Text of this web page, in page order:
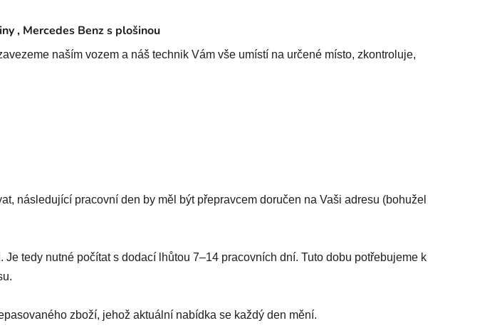
, Mercedes Benz s plošinou
naším vozem a náš technik Vám vše umístí na určené místo, zkontroluje,
následující pracovní den by měl být přepravcem doručen na Vaši adresu (bohužel
tedy nutné počítat s dodací lhůtou 7–14 pracovních dní. Tuto dobu potřebujeme k
zboží, jehož aktuální nabídka se každý den mění.